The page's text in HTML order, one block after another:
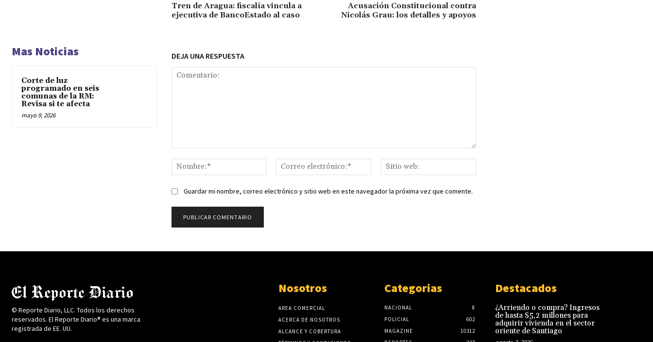
Tren de Aragua: fiscalía vincula a
ejecutiva de BancoEstado al caso
Acusación Constitucional contra
Nicolás Grau: los detalles y apoyos
Mas Noticias
Corte de luz
programado en seis
comunas de la RM:
Revisa si te afecta
mayo 9, 2026
DEJA UNA RESPUESTA
Nombre:*
Correo
electrónico:*
web:
Guardar mi nombre, correo electrónico y sitio web en este navegador la próxima vez que comente.
© Reporte Diario, LLC. Todos los derechos
reservados. El Reporte Diario® es una marca
registrada de EE. UU.
Nosotros
AREA COMERCIAL
ACERCA DE NOSOTROS
ALCANCE Y COBERTURA
Categorias
NACIONAL
8
POLICIAL
602
MAGAZINE
10312
Destacados
¿Arriendo o compra? Ingresos
de hasta $5,2 millones para
adquirir vivienda en el sector
oriente de Santiago